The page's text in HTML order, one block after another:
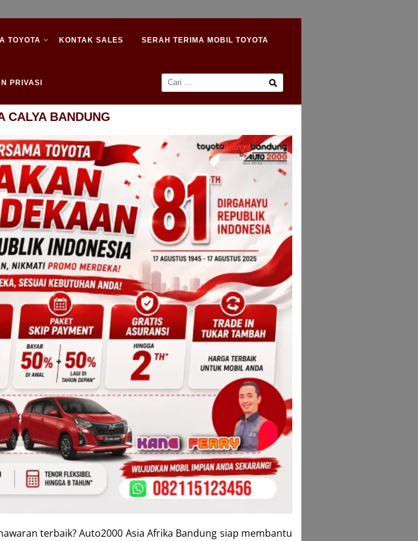
TOYOTA KONTAK SALES SERAH TERIMA MOBIL TOYOTA
PRIVASI
CALYA BANDUNG
terbaik?Auto2000 Asia Afrika Bandung siap membantu